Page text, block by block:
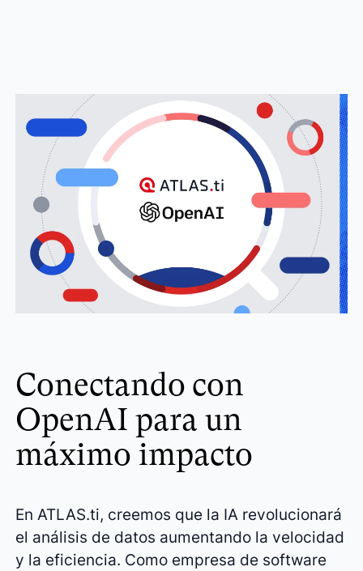
Conectando con
OpenAI para un
máximo impacto
En ATLAS.ti, creemos que la IA revolucionará
el análisis de datos aumentando la velocidad
y la eficiencia. Como empresa de software